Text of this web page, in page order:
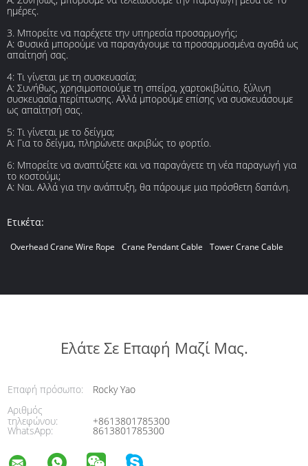
ημέρες.
3. Μπορείτε να παρέχετε την υπηρεσία προσαρμογής;
Α: Φυσικά μπορούμε να παραγάγουμε τα προσαρμοσμένα αγαθά ως
απαίτησή σας.
4: Τι γίνεται με τη συσκευασία;
Α: Συνήθως, χρησιμοποιούμε τη σπείρα, χαρτοκιβώτιο, ξύλινη
συσκευασία περίπτωσης. Αλλά μπορούμε επίσης να συσκευάσουμε
ως απαίτησή σας.
5: Τι γίνεται με το δείγμα;
Α: Για το δείγμα, πληρώνετε ακριβώς το φορτίο.
6: Μπορείτε να αναπτύξετε και να παραγάγετε τη νέα παραγωγή για
το κοστούμι;
Α: Ναι. Αλλά για την ανάπτυξη, θα πάρουμε μια πρόσθετη δαπάνη.
Ετικέτα:
Overhead Crane Wire Rope Crane Pendant Cable Tower Crane Cable
Ελάτε Σε Επαφή Μαζί Μας.
Επαφή πρόσωπο:
Rocky Yao
Αριθμός
τηλεφώνου:
+8613801785300
WhatsApp: 8613801785300